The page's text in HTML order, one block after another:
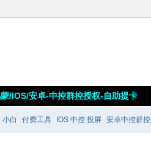
/IOS/安卓-中控群控授权-自助提卡
小白 付费工具 IOS 中控 投屏 安卓中控群控